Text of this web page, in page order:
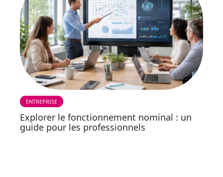
ENTREPRISE
Explorer le fonctionnement nominal : un
guide pour les professionnels